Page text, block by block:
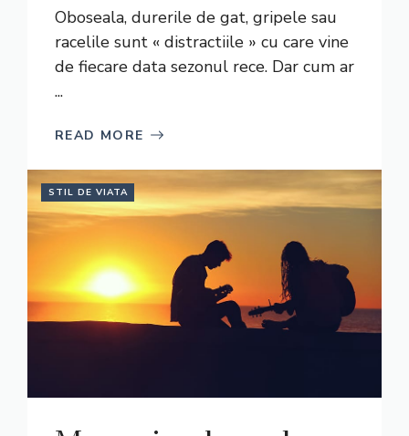
Oboseala, durerile de gat, gripele sau
racelile sunt « distractiile » cu care vine
de fiecare data sezonul rece. Dar cum ar
...
READ MORE
STIL DE VIATA